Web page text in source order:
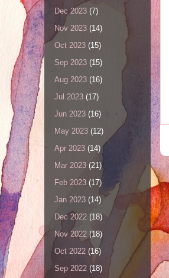
Dec 2023 (7)
Nov 2023 (14)
Oct 2023 (15)
Sep 2023 (15)
Aug 2023 (16)
Jul 2023 (17)
Jun 2023 (16)
May 2023 (12)
Apr 2023 (14)
Mar 2023 (21)
Feb 2023 (17)
Jan 2023 (14)
Dec 2022 (18)
Nov 2022 (18)
Oct 2022 (16)
Sep 2022 (18)